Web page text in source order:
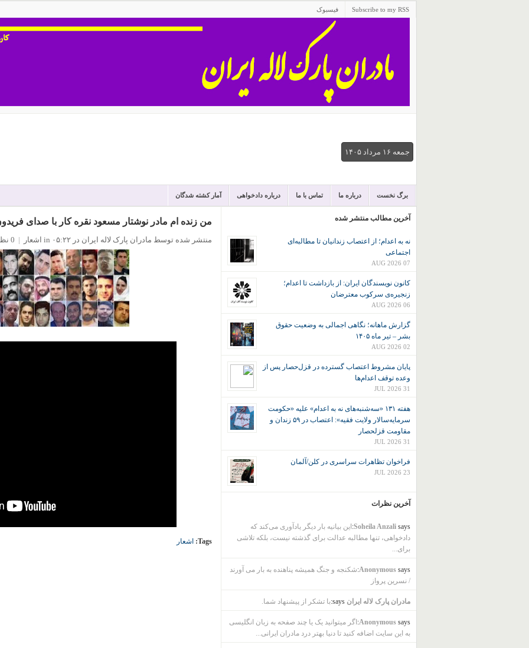
Subscribe to my RSS فیسبوک
جمعه ۱۶ مرداد ۱۴۰۵
برگ نخست درباره ما تماس با ما درباره دادخواهی آمار کشته شدگان
من زنده ام مادر نوشتار مسعود نقره کار با صدای
منتشر شده توسط مادران پارک لاله ایران در ۰۵:۲۲ in اشعار | 0 نظر
Tags: اشعار
آخرین مطالب منتشر شده
نه به اعدام؛ از اعتصاب زندانیان تا مطالبه‌ای
اجتماعی
07 AUG 2026
کانون نويسندگان ايران: از بازداشت تا اعدام؛
زنجیره‌ی سرکوب معترضان
06 AUG 2026
گزارش ماهانه؛ نگاهی اجمالی به وضعیت حقوق
بشر – تیر ماه ۱۴۰۵
02 AUG 2026
پایان مشروط اعتصاب گسترده در قزل‌حصار پس از
وعده توقف اعدام‌ها
31 JUL 2026
هفته ۱۳۱ «سه‌شنبه‌های نه به اعدام» علیه «حکومت
سرمایه‌سالار ولایت فقیه»: اعتصاب در ۵۹ زندان و
مقاومت قزلحصار
31 JUL 2026
فراخوان تظاهرات سراسری در کلن/آلمان
23 JUL 2026
آخرین نظرات
Soheila Anzalisays:
این بیانیه بار دیگر یادآوری می‌کند که
دادخواهی، تنها مطالبه عدالت برای گذشته نیست، بلکه تلاشی
برای...
Anonymoussays:
شکنجه و جنگ همیشه پناهنده به بار می آورند
/ نسرین پرواز
مادران پارک لاله ایران says: با تشکر از پیشنهاد شما.
Anonymoussays:
اگر میتوانید یک یا چند صفحه به زبان انگلیسی
به این سایت اضافه کنید تا دنیا بهتر درد مادران ایرانی...